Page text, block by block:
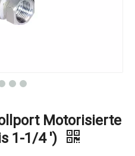
Motorisierte
1-1/4 ')